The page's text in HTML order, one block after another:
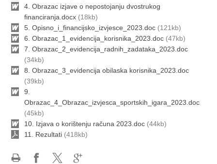
4. Obrazac izjave o nepostojanju dvostrukog
financiranja.docx (18kb)
5. Opisno_i_financijsko_izvjesce_2023.doc (121kb)
6. Obrazac_1_evidencija_korisnika_2023.doc (47kb)
7. Obrazac_2_evidencija_radnih_zadataka_2023.doc
(34kb)
8. Obrazac_3_evidencija obilaska korisnika_2023.doc
(39kb)
9.
Obrazac_4_Obrazac_izvjesca_sportskih_igara_2023.doc
(45kb)
10. Izjava o korištenju računa 2023.doc (44kb)
11. Rezultati (418kb)